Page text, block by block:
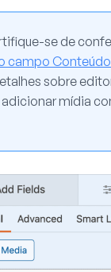
se de
campo
sobre
mídia